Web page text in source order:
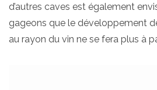
d’autres caves est également
gageons que le développement
au rayon du vin ne se fera plus à